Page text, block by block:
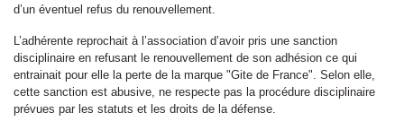
d’un éventuel refus du renouvellement.
L’adhérente reprochait à l’association d’avoir pris une sanction
disciplinaire en refusant le renouvellement de son adhésion ce qui
entrainait pour elle la perte de la marque "Gite de France". Selon elle,
cette sanction est abusive, ne respecte pas la procédure disciplinaire
prévues par les statuts et les droits de la défense.